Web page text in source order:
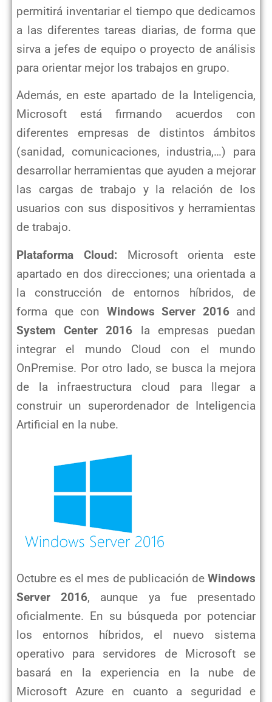
permitirá inventariar el tiempo que dedicamos
a las diferentes tareas diarias, de forma que
sirva a jefes de equipo o proyecto de análisis
para orientar mejor los trabajos en grupo.
Además, en este apartado de la Inteligencia,
Microsoft está firmando acuerdos con
diferentes empresas de distintos ámbitos
(sanidad, comunicaciones, industria,…) para
desarrollar herramientas que ayuden a mejorar
las cargas de trabajo y la relación de los
usuarios con sus dispositivos y herramientas
de trabajo.
Plataforma Cloud: Microsoft orienta este
apartado en dos direcciones; una orientada a
la construcción de entornos híbridos, de
forma que con Windows Server 2016and
System Center 2016 la empresas puedan
integrar el mundo Cloud con el mundo
OnPremise. Por otro lado, se busca la mejora
de la infraestructura cloud para llegar a
construir un superordenador de Inteligencia
Artificial en la nube.
Octubre es el mes de publicación de Windows
Server 2016, aunque ya fue presentado
oficialmente. En su búsqueda por potenciar
los entornos híbridos, el nuevo sistema
operativo para servidores de Microsoft se
basará en la experiencia en la nube de
Microsoft Azure en cuanto a seguridad e